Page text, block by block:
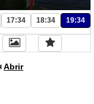
17:34 18:34 19:34
Abrir